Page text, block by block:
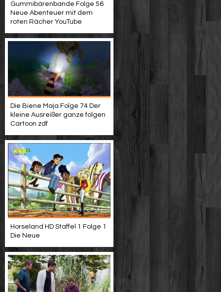
Gummibärenbande Folge 56
Neue Abenteuer mit dem
roten Rächer YouTube
Die Biene Maja Folge 74 Der
kleine Ausreißer ganze folgen
Cartoon zdf
Horseland HD Staffel 1 Folge 1
Die Neue